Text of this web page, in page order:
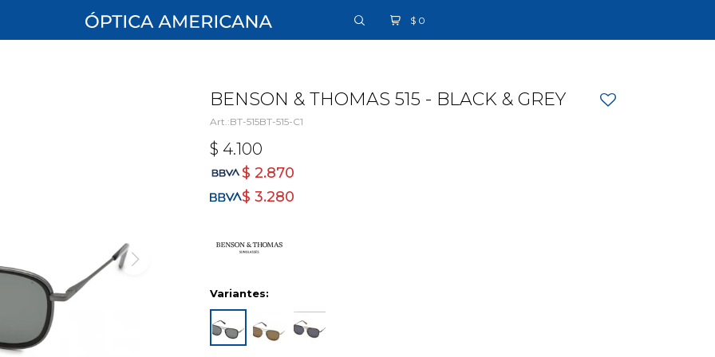
$ 0
BENSON & THOMAS 515 - BLACK & GREY
BT-515BT-515-C1
$ 4.100
$ 2.870
$ 3.280
Variantes: